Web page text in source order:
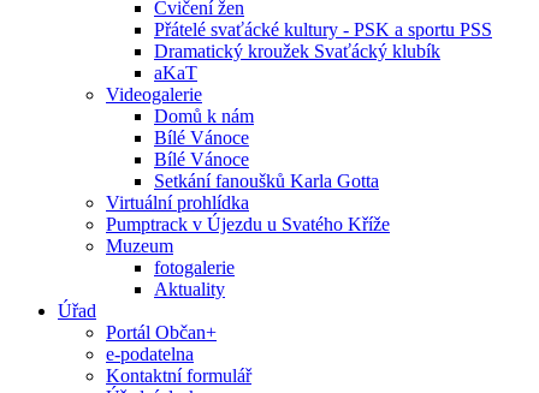
Cvičení žen
Přátelé svaťácké kultury - PSK a sportu PSS
Dramatický kroužek Svaťácký klubík
aKaT
Videogalerie
Domů k nám
Bílé Vánoce
Bílé Vánoce
Setkání fanoušků Karla Gotta
Virtuální prohlídka
Pumptrack v Újezdu u Svatého Kříže
Muzeum
fotogalerie
Aktuality
Úřad
Portál Občan+
e-podatelna
Kontaktní formulář